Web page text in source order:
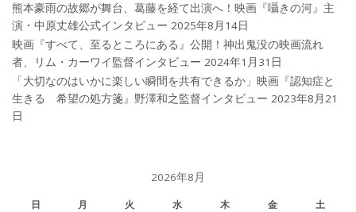
熊本豪雨の故郷が舞台、葛藤を経て出演へ！映画『囁きの河』主
演・中原丈雄公式インタビュー 2025年8月14日
映画『すべて、至るところにある』公開！神出鬼没の映画流れ
者、リム・カーワイ監督インタビュー 2024年1月31日
「大切なのはいかに楽しい瞬間を共有できるか」映画『認知症と
生きる 希望の処方箋』野澤和之監督インタビュー 2023年8月21
日
2026年8月
日 月 火 水 木 金
土